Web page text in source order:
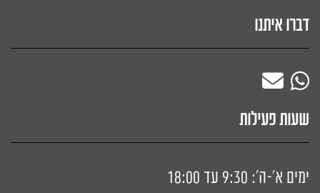
דברו איתנו
שעות פעילות
ימים א'-ה': 9:30 עד 18:00